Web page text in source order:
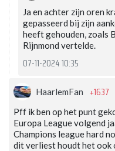
Ja en achter zijn oren
gepasseerd bij zijn
heeft gehouden, zoals
Rijnmond vertelde.
07-11-2024 10:35
HaarlemFan +1637
Pff ik ben op het punt
Europa League volgend
Champions league hard
dit verliest houdt het ook